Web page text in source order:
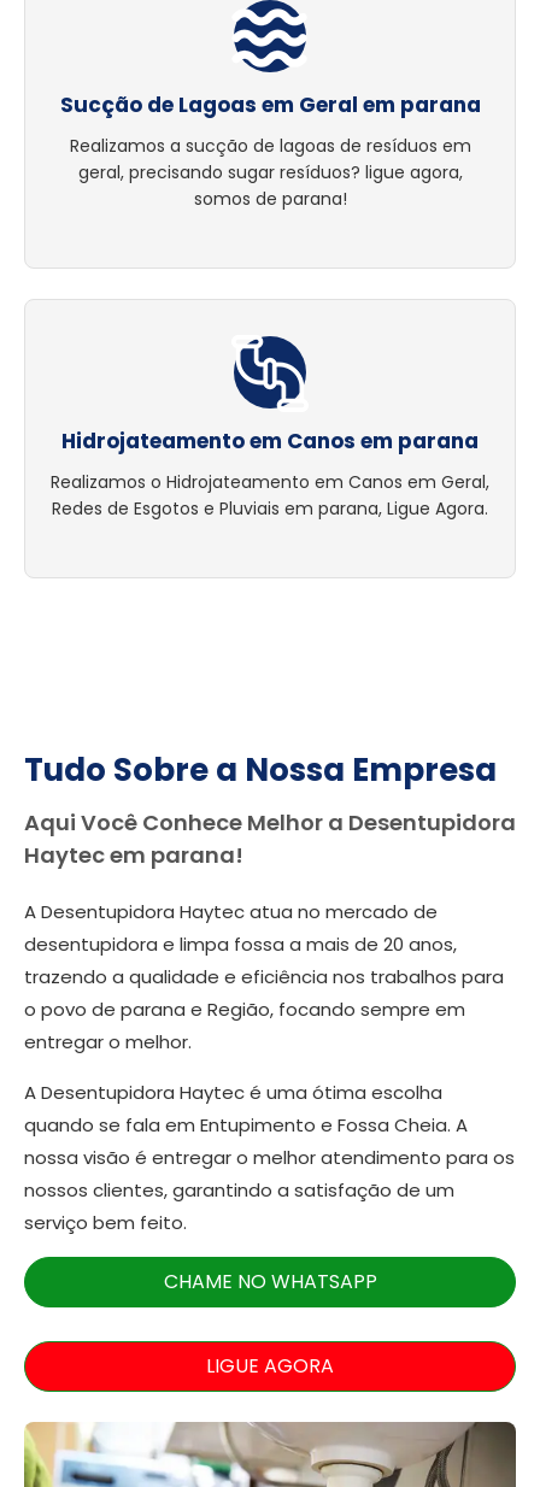
Sucção de Lagoas em Geral em parana
Realizamos a sucção de lagoas de resíduos em
geral, precisando sugar resíduos? ligue agora,
somos de parana!
Hidrojateamento em Canos em parana
Realizamos o Hidrojateamento em Canos em Geral,
Redes de Esgotos e Pluviais em parana, Ligue Agora.
Tudo Sobre a Nossa Empresa
Aqui Você Conhece Melhor a Desentupidora
Haytec em parana!
A Desentupidora Haytec atua no mercado de
desentupidora e limpa fossa a mais de 20 anos,
trazendo a qualidade e eficiência nos trabalhos para
o povo de parana e Região, focando sempre em
entregar o melhor.
A Desentupidora Haytec é uma ótima escolha
quando se fala em Entupimento e Fossa Cheia. A
nossa visão é entregar o melhor atendimento para os
nossos clientes, garantindo a satisfação de um
serviço bem feito.
CHAME NO WHATSAPP
LIGUE AGORA